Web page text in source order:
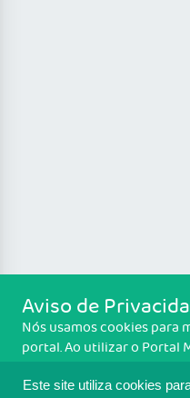
Este site utiliza cookies
Aviso de
Nós usamos cookies para
portal. Ao utilizar o Portal
é feito, acessePolítica de